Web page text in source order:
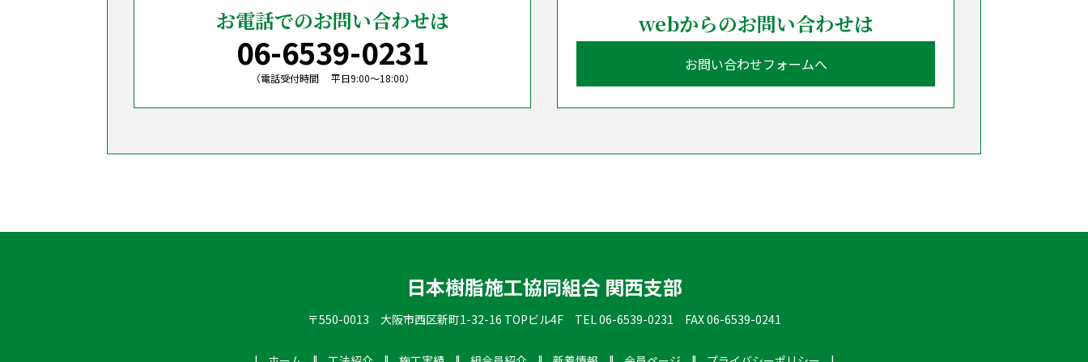
お電話でのお問い合わせは
06-6539-0231
（電話受付時間 平日9:00〜18:00）
webからのお問い合わせは
お問い合わせフォームへ
日本樹脂施工協同組合 関西支部
〒550-0013 大阪市西区新町1-32-16 TOPビル4FTEL 06-6539-0231 FAX 06-6539-0241